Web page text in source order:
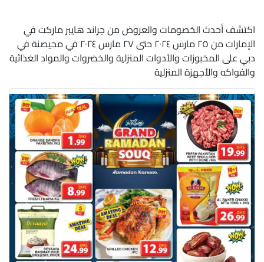
اكتشف أحدث الخصومات والعروض من جراند هايبر ماركت في
الإمارات من ٢٥ مارس ٢٠٢٤ حتى ٢٧ مارس ٢٠٢٤ في محيصنة في
دبي على المخبوزات والأدوات المنزلية والخضروات والمواد الغذائية
والفواكه والأجهزة المنزلية